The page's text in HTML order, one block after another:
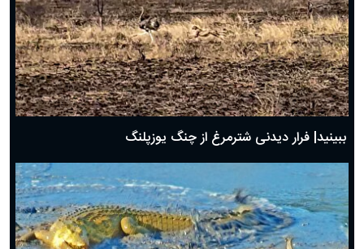
ببینید| فرار دیدنی شترمرغ از چنگ یوزپلنگ